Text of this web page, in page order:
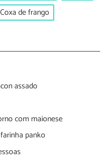
Coxa de frango
assado
com maionese
panko